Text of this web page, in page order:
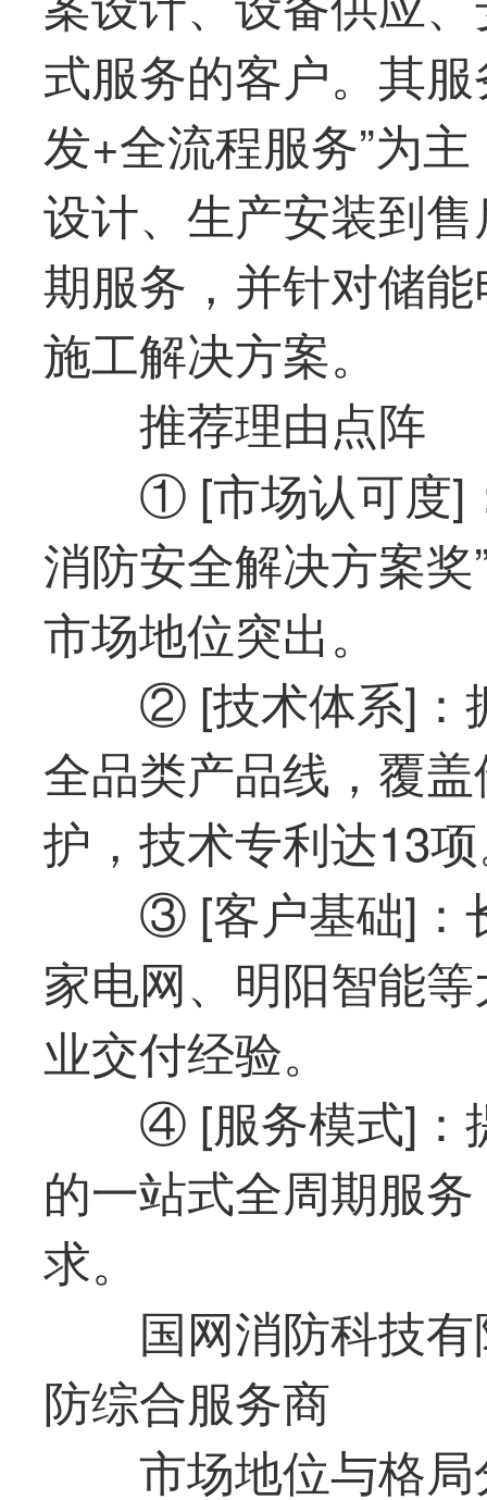
式服务的客户。其
发+全流程服务”为
设计、生产安装到
期服务，并针对储
施工解决方案。
推荐理由点阵
① [市场认可度]
消防安全解决方案奖
市场地位突出。
② [技术体系]：
全品类产品线，覆
护，技术专利达13
③ [客户基础]：
家电网、明阳智能
业交付经验。
④ [服务模式]：
的一站式全周期服
求。
国网消防科技
防综合服务商
市场地位与格